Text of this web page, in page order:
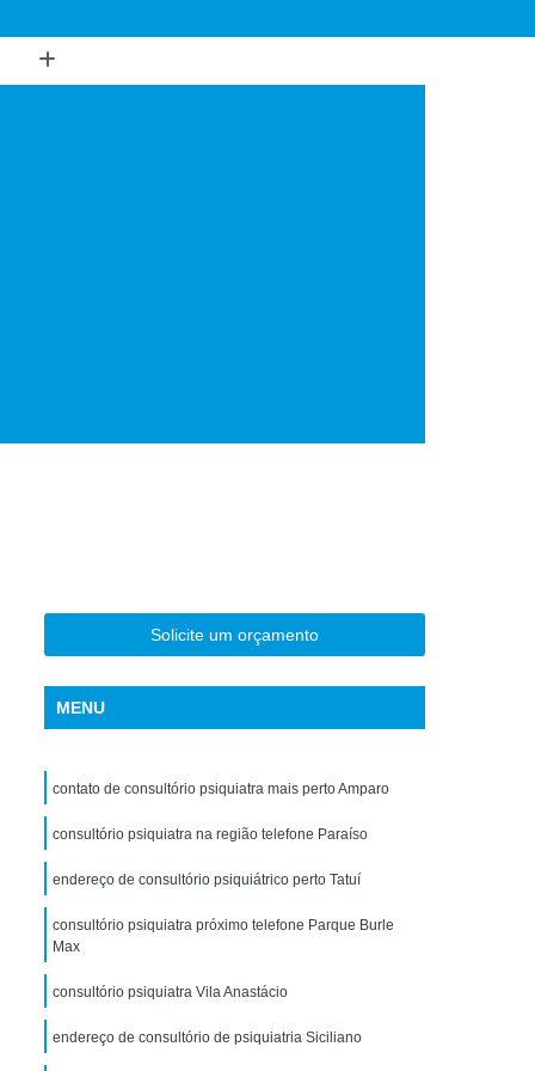
de Uso de Drogas Sintéticas
de Uso de álcool
de Uso de Maconha
de Uso de Metanfetamina
de Uso de Substância
de Uso de êxtase
Tratamento Crise de Ansiedade
Tratamento de Ansiedade
Tratamento para Ansiedade e Depressão
Interior de São Paulo
Tratamento para Crise de Ansiedade
Transtorno de Ansiedade
Solicite um orçamento
MENU
contato de consultório psiquiatra mais perto Amparo
consultório psiquiatra na região telefone Paraíso
endereço de consultório psiquiátrico perto Tatuí
consultório psiquiatra próximo telefone Parque Burle
Max
consultório psiquiatra Vila Anastácio
endereço de consultório de psiquiatria Siciliano